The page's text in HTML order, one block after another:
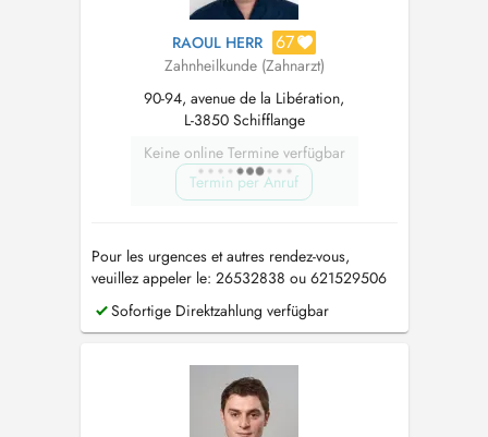
RAOUL HERR 67
Zahnheilkunde (Zahnarzt)
90-94, avenue de la Libération,
L-3850 Schifflange
Keine online Termine verfügbar
Termin per Anruf
Pour les urgences et autres rendez-vous,
veuillez appeler le: 26532838 ou 621529506
Bei Notfällen und anderen Terminen, rufen Sie
bitte an: 26532838 oder 621529506
Sofortige Direktzahlung verfügbar